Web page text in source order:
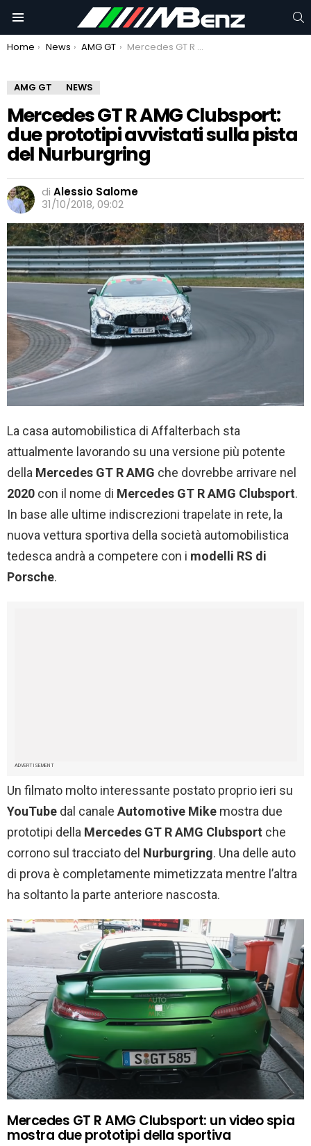
You are here:
Home News AMG GT Mercedes GT R AMG Clubsport: due prototipi avvistati sulla pista del Nurburgring
AMG GT NEWS
Mercedes GT R AMG Clubsport:
due prototipi avvistati sulla pista
del Nurburgring
di Alessio Salome
31/10/2018, 09:02
La casa automobilistica di Affalterbach sta
attualmente lavorando su una versione più potente
della Mercedes GT R AMG che dovrebbe arrivare nel
2020 con il nome di Mercedes GT R AMG Clubsport.
In base alle ultime indiscrezioni trapelate in rete, la
nuova vettura sportiva della società automobilistica
tedesca andrà a competere con i modelli RS di
Porsche.
ADVERTISEMENT
Un filmato molto interessante postato proprio ieri su
YouTube dal canale Automotive Mike mostra due
prototipi della Mercedes GT R AMG Clubsport che
corrono sul tracciato del Nurburgring. Una delle auto
di prova è completamente mimetizzata mentre l’altra
ha soltanto la parte anteriore nascosta.
Mercedes GT R AMG Clubsport: un video spia
mostra due prototipi della sportiva